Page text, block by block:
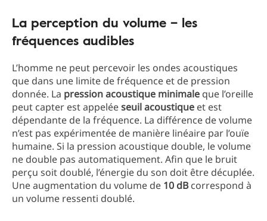
La perception du volume – les
fréquences audibles
L’homme ne peut percevoir les ondes acoustiques
que dans une limite de fréquence et de pression
donnée. La pression acoustique minimale que l’oreille
peut capter est appeléeseuil acoustique et est
dépendante de la fréquence. La différence de volume
n’est pas expérimentée de manière linéaire par l’ouïe
humaine. Si la pression acoustique double, le volume
ne double pas automatiquement. Afin que le bruit
perçu soit doublé, l’énergie du son doit être décuplée.
Une augmentation du volume de 10 dBcorrespond à
un volume ressenti doublé.